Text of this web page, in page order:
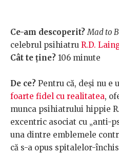
Ce-am descoperit? Mad to
celebrul psihiatru R.D.
Cât te ține? 106 minute
De ce? Pentru că, deși nu
foarte fidel cu realitatea,
munca psihiatrului hippie
excentric asociat cu „anti-
una dintre emblemele
că s-a opus spitalelor-